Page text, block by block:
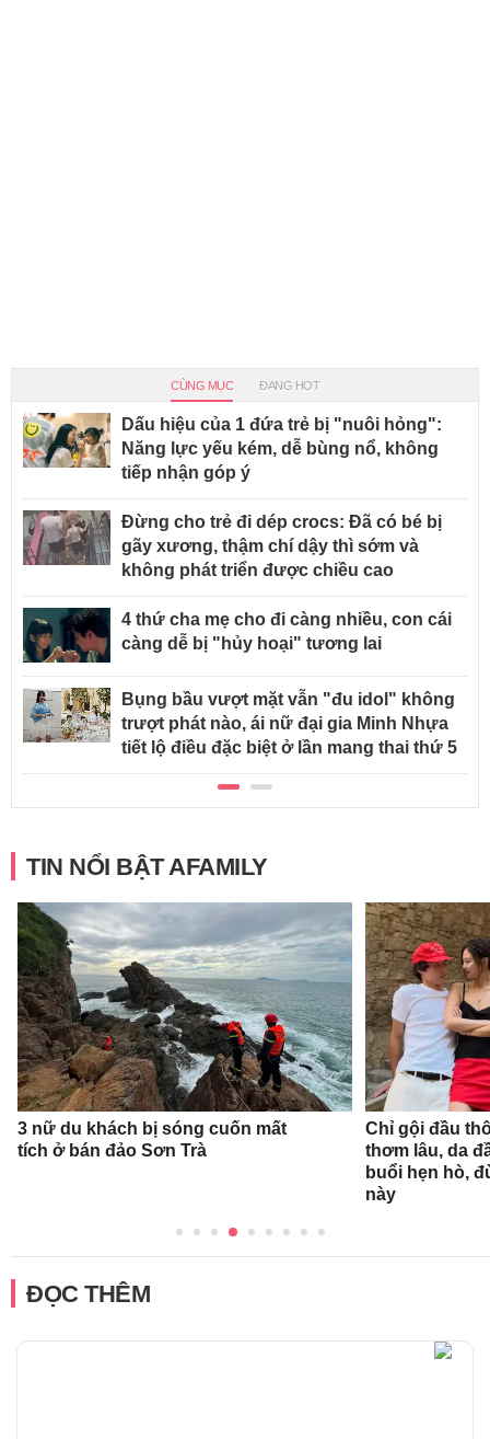
CÙNG MỤC ĐANG HOT
Dấu hiệu của 1 đứa trẻ bị "nuôi hỏng":
Năng lực yếu kém, dễ bùng nổ, không
tiếp nhận góp ý
Đừng cho trẻ đi dép crocs: Đã có bé bị
gãy xương, thậm chí dậy thì sớm và
không phát triển được chiều cao
4 thứ cha mẹ cho đi càng nhiều, con cái
càng dễ bị "hủy hoại" tương lai
Bụng bầu vượt mặt vẫn "đu idol" không
trượt phát nào, ái nữ đại gia Minh Nhựa
tiết lộ điều đặc biệt ở lần mang thai thứ 5
TIN NỔI BẬT AFAMILY
3 nữ du khách bị sóng cuốn mất
tích ở bán đảo Sơn Trà
Chỉ gội đầu
thơm lâu, da
buổi hẹn hò,
này
ĐỌC THÊM